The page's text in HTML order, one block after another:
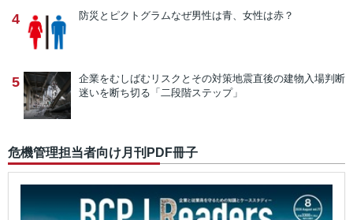
4 防災とピクトグラムなぜ男性は青、女性は赤？
5 企業をむしばむリスクとその対策地震直後の建物入場判断
迷いを断ち切る「二段階ステップ」
危機管理担当者向け月刊PDF冊子